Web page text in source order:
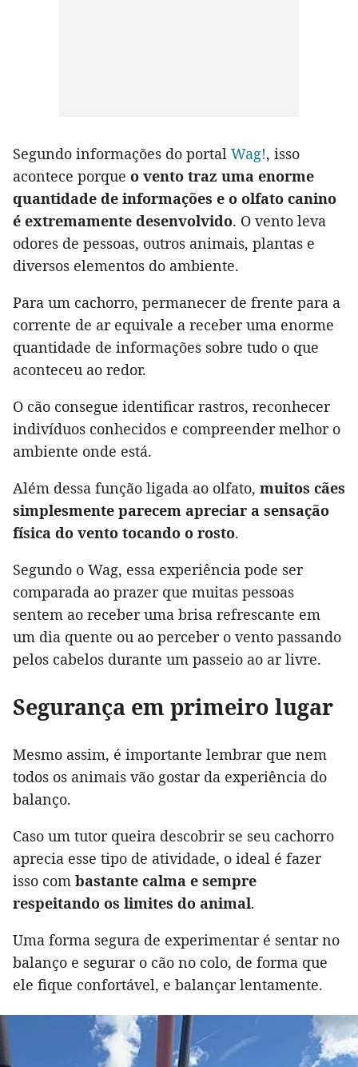
Segundo informações do portal Wag!, isso
acontece porque o vento traz uma enorme
quantidade de informações e o olfato canino
é extremamente desenvolvido. O vento leva
odores de pessoas, outros animais, plantas e
diversos elementos do ambiente.
Para um cachorro, permanecer de frente para a
corrente de ar equivale a receber uma enorme
quantidade de informações sobre tudo o que
aconteceu ao redor.
O cão consegue identificar rastros, reconhecer
indivíduos conhecidos e compreender melhor o
ambiente onde está.
Além dessa função ligada ao olfato, muitos cães
simplesmente parecem apreciar a sensação
física do vento tocando o rosto.
Segundo o Wag, essa experiência pode ser
comparada ao prazer que muitas pessoas
sentem ao receber uma brisa refrescante em
um dia quente ou ao perceber o vento passando
pelos cabelos durante um passeio ao ar livre.
Segurança em primeiro lugar
Mesmo assim, é importante lembrar que nem
todos os animais vão gostar da experiência do
balanço.
Caso um tutor queira descobrir se seu cachorro
aprecia esse tipo de atividade, o ideal é fazer
isso com bastante calma e sempre
respeitando os limites do animal.
Uma forma segura de experimentar é sentar no
balanço e segurar o cão no colo, de forma que
ele fique confortável, e balançar lentamente.